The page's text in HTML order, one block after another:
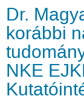
Dr.
korábbi
NKE